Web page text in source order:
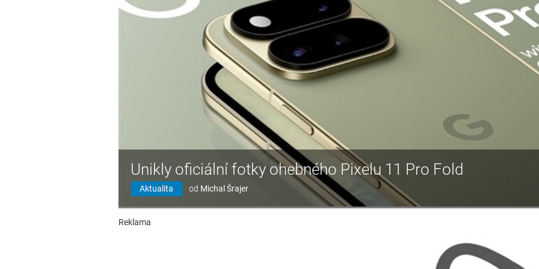
Unikly oficiální fotky ohebného Pixelu 11 Pro Fold
Aktualita od Michal Šrajer
Reklama